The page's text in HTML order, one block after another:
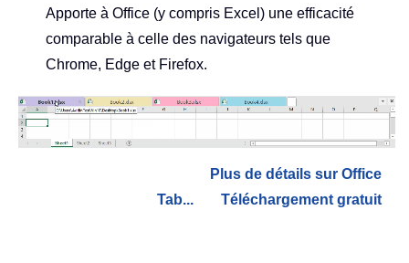
Apporte à Office (y compris Excel) une efficacité
comparable à celle des navigateurs tels que
Chrome, Edge et Firefox.
Plus de détails sur Office
Tab...
Téléchargement gratuit